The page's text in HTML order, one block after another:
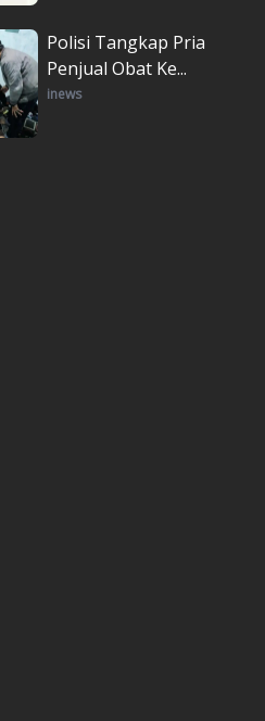
Polisi Tangkap Pria
Penjual Obat Ke...
inews